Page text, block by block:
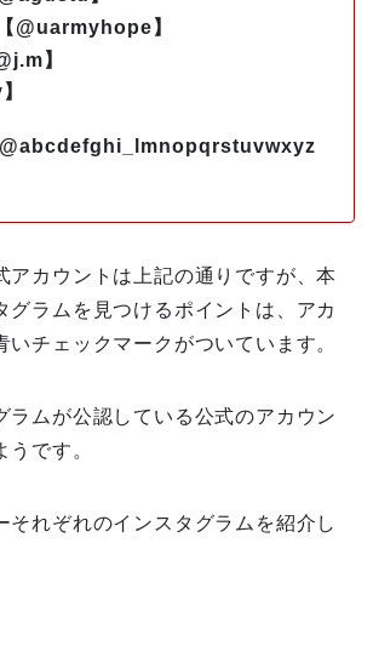
@uarmyhope】
】
@abcdefghi_lmnopqrstuvwxyz
アカウントは上記の通りですが、本
グラムを見つけるポイントは、アカ
いチェックマークがついています。
ラムが公認している公式のアカウン
うです。
それぞれのインスタグラムを紹介し